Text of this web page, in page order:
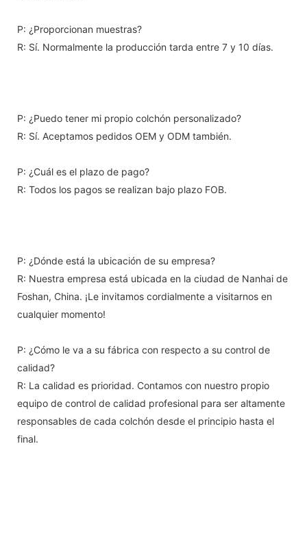
P: ¿Proporcionan muestras?
R: Sí. Normalmente la producción tarda entre 7 y 10 días.
P: ¿Puedo tener mi propio colchón personalizado?
R: Sí. Aceptamos pedidos OEM y ODM también.
P: ¿Cuál es el plazo de pago?
R: Todos los pagos se realizan bajo plazo FOB.
P: ¿Dónde está la ubicación de su empresa?
R: Nuestra empresa está ubicada en la ciudad de Nanhai de
Foshan, China. ¡Le invitamos cordialmente a visitarnos en
cualquier momento!
P: ¿Cómo le va a su fábrica con respecto a su control de
calidad?
R: La calidad es prioridad. Contamos con nuestro propio
equipo de control de calidad profesional para ser altamente
responsables de cada colchón desde el principio hasta el
final.